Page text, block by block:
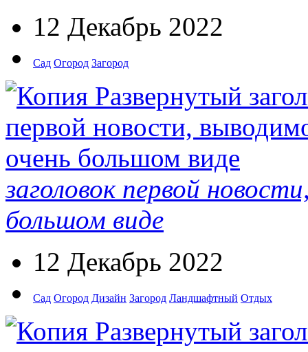
12 Декабрь 2022
Сад Огород Загород
заголовок первой
большом виде
12 Декабрь 2022
Сад Огород Дизайн Загород Ландшафтный Отдых